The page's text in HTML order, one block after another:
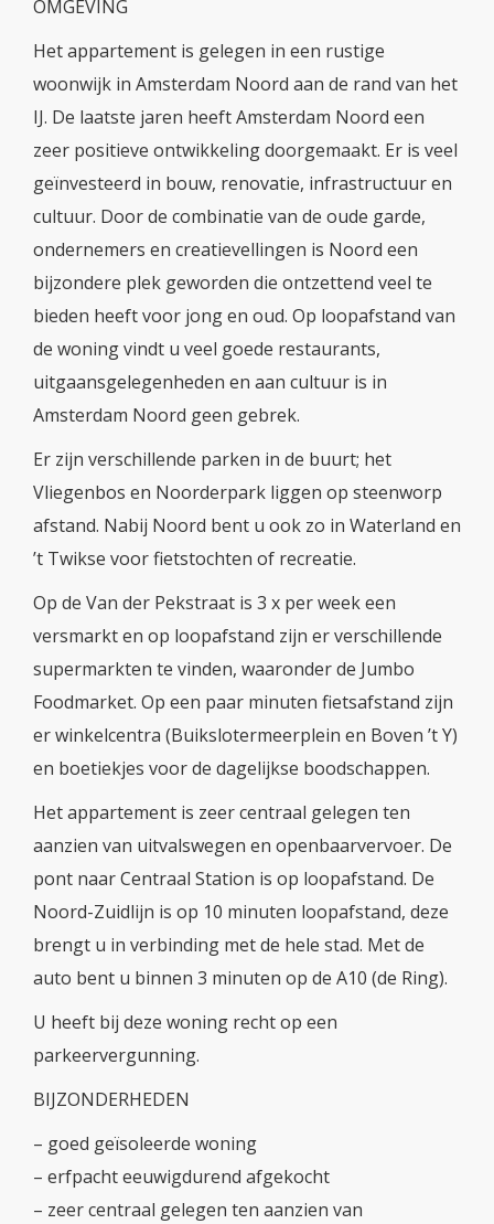
OMGEVING
Het appartement is gelegen in een rustige
woonwijk in Amsterdam Noord aan de rand van het
IJ. De laatste jaren heeft Amsterdam Noord een
zeer positieve ontwikkeling doorgemaakt. Er is veel
geïnvesteerd in bouw, renovatie, infrastructuur en
cultuur. Door de combinatie van de oude garde,
ondernemers en creatievellingen is Noord een
bijzondere plek geworden die ontzettend veel te
bieden heeft voor jong en oud. Op loopafstand van
de woning vindt u veel goede restaurants,
uitgaansgelegenheden en aan cultuur is in
Amsterdam Noord geen gebrek.
Er zijn verschillende parken in de buurt; het
Vliegenbos en Noorderpark liggen op steenworp
afstand. Nabij Noord bent u ook zo in Waterland en
’t Twikse voor fietstochten of recreatie.
Op de Van der Pekstraat is 3 x per week een
versmarkt en op loopafstand zijn er verschillende
supermarkten te vinden, waaronder de Jumbo
Foodmarket. Op een paar minuten fietsafstand zijn
er winkelcentra (Buikslotermeerplein en Boven ’t Y)
en boetiekjes voor de dagelijkse boodschappen.
Het appartement is zeer centraal gelegen ten
aanzien van uitvalswegen en openbaarvervoer. De
pont naar Centraal Station is op loopafstand. De
Noord-Zuidlijn is op 10 minuten loopafstand, deze
brengt u in verbinding met de hele stad. Met de
auto bent u binnen 3 minuten op de A10 (de Ring).
U heeft bij deze woning recht op een
parkeervergunning.
BIJZONDERHEDEN
– goed geïsoleerde woning
– erfpacht eeuwigdurend afgekocht
– zeer centraal gelegen ten aanzien van